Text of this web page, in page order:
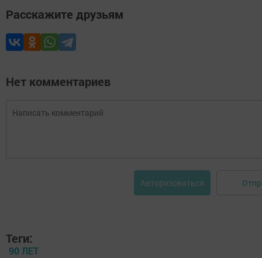
Расскажите друзьям
Нет комментариев
Авторизоваться
Теги:
90 ЛЕТ